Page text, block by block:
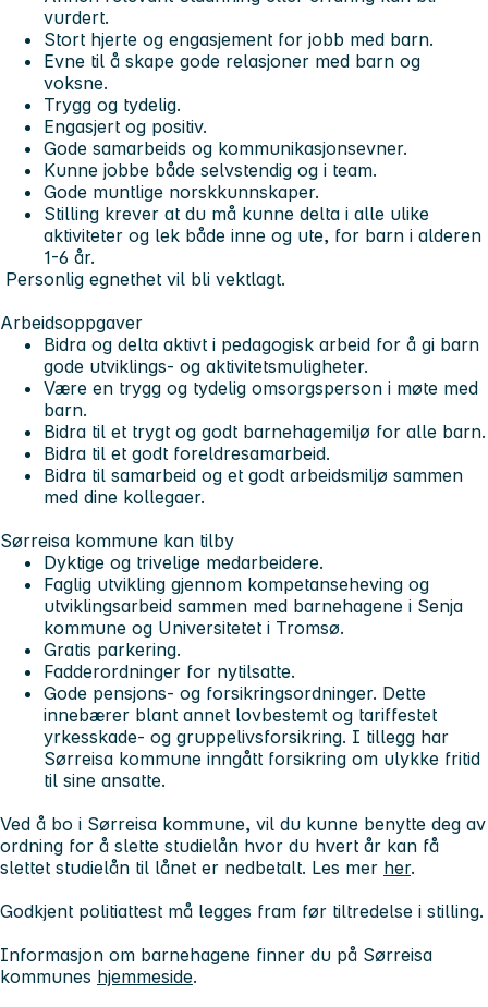
vurdert.
Stort hjerte og engasjement for jobb med barn.
Evne til å skape gode relasjoner med barn og
voksne.
Trygg og tydelig.
Engasjert og positiv.
Gode samarbeids og kommunikasjonsevner.
Kunne jobbe både selvstendig og i team.
Gode muntlige norskkunnskaper.
Stilling krever at du må kunne delta i alle ulike
aktiviteter og lek både inne og ute, for barn i alderen
1-6 år.
Personlig egnethet vil bli vektlagt.
Arbeidsoppgaver
Bidra og delta aktivt i pedagogisk arbeid for å gi barn
gode utviklings- og aktivitetsmuligheter.
Være en trygg og tydelig omsorgsperson i møte med
barn.
Bidra til et trygt og godt barnehagemiljø for alle barn.
Bidra til et godt foreldresamarbeid.
Bidra til samarbeid og et godt arbeidsmiljø sammen
med dine kollegaer.
Sørreisa kommune kan tilby
Dyktige og trivelige medarbeidere.
Faglig utvikling gjennom kompetanseheving og
utviklingsarbeid sammen med barnehagene i Senja
kommune og Universitetet i Tromsø.
Gratis parkering.
Fadderordninger for nytilsatte.
Gode pensjons- og forsikringsordninger. Dette
innebærer blant annet lovbestemt og tariffestet
yrkesskade- og gruppelivsforsikring. I tillegg har
Sørreisa kommune inngått forsikring om ulykke fritid
til sine ansatte.
Ved å bo i Sørreisa kommune, vil du kunne benytte deg av
ordning for å slette studielån hvor du hvert år kan få
slettet studielån til lånet er nedbetalt. Les mer her.
Godkjent politiattest må legges fram før tiltredelse i stilling.
Informasjon om barnehagene finner du på Sørreisa
kommunes hjemmeside.